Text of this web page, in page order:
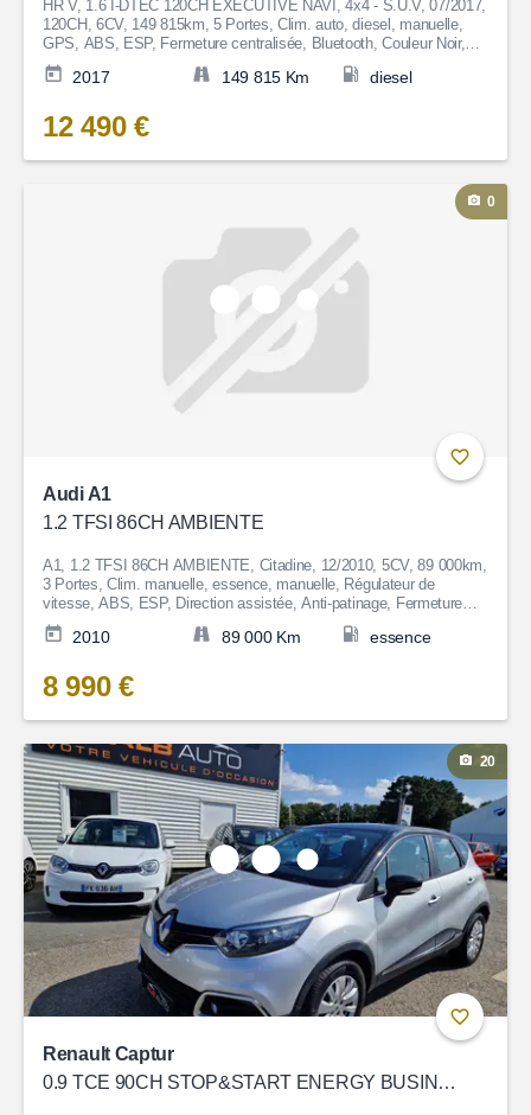
HR V, 1.6 I-DTEC 120CH EXECUTIVE NAVI, 4x4 - S.U.V, 07/2017,
120CH, 6CV, 149 815km, 5 Portes, Clim. auto, diesel, manuelle,
GPS, ABS, ESP, Fermeture centralisée, Bluetooth, Couleur Noir,
Garantie 6 mois, 12 490€
2017 149 815 Km diesel
12 490 €
0
Audi A1
1.2 TFSI 86CH AMBIENTE
A1, 1.2 TFSI 86CH AMBIENTE, Citadine, 12/2010, 5CV, 89 000km,
3 Portes, Clim. manuelle, essence, manuelle, Régulateur de
vitesse, ABS, ESP, Direction assistée, Anti-patinage, Fermeture
centralisée, Couleur Beige, Garantie 6 mois, 8 990€
2010 89 000 Km essence
8 990 €
20
Renault Captur
0.9 TCE 90CH STOP&START ENERGY BUSINESS ECO² EURO6 2016